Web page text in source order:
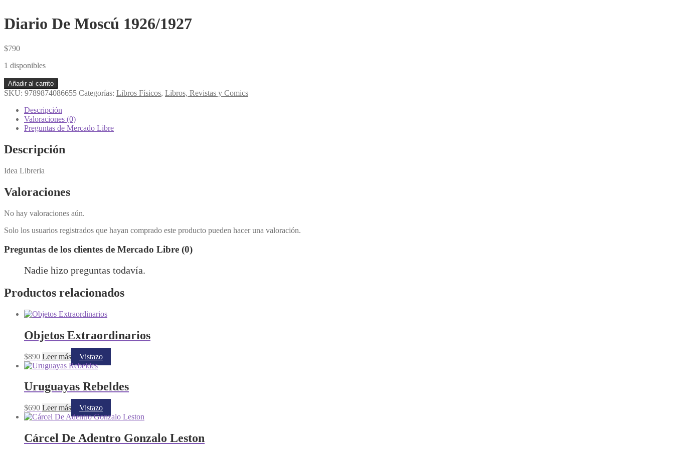
Diario De Moscú 1926/1927
$790
1 disponibles
Diario
De
1926/1927
cantidad
Añadir al carrito
SKU: 9789874086655 Categorías: Libros Físicos, Libros, Revistas y Comics
Descripción
Valoraciones (0)
Preguntas de Mercado Libre
Descripción
Idea Libreria
Valoraciones
No hay valoraciones aún.
Solo los usuarios registrados que hayan comprado este producto pueden hacer una valoración.
Preguntas de los clientes de Mercado Libre (0)
Nadie hizo preguntas todavía.
Productos relacionados
Objetos Extraordinarios
$890 Leer más Vistazo
Uruguayas Rebeldes
$690 Leer más Vistazo
Cárcel De Adentro Gonzalo Leston